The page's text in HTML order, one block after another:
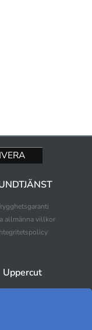
allmänna villkor
Uppercut